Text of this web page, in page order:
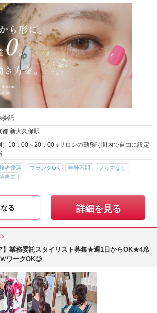
委託
都 新大久保駅
）10：00～20：00 ※サロンの勤務時間内で自由に設定
者優遇 ブランクOK 年齢不問
ノルマなし
自由
る 詳細を見る
】業務委託スタイリスト募集★週1日からOK★4席
ワークOK◎